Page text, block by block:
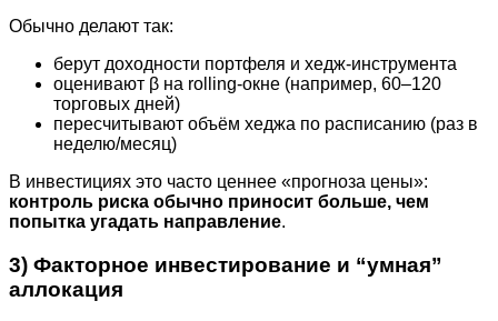
Обычно делают так:
берут доходности портфеля и хедж-инструмента
оценивают β на rolling-окне (например, 60–120
торговых дней)
пересчитывают объём хеджа по расписанию (раз в
неделю/месяц)
В инвестициях это часто ценнее «прогноза цены»:
контроль риска обычно приносит больше, чем
попытка угадать направление.
3) Факторное инвестирование и “умная”
аллокация